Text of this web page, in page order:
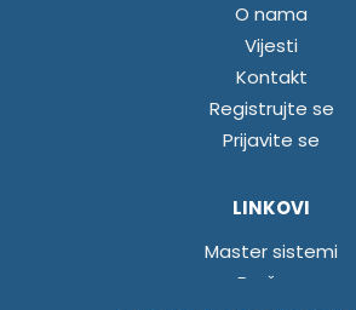
O nama
Vijesti
Kontakt
Registrujte se
Prijavite se
LINKOVI
Master sistemi
Brošure